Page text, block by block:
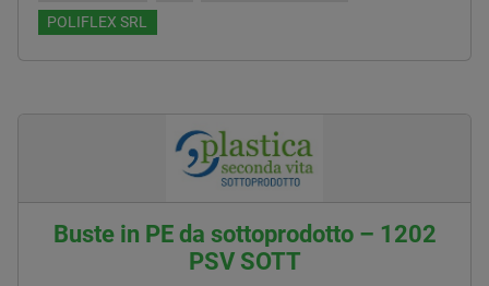
POLIFLEX SRL
Buste in PE da sottoprodotto – 1202
PSV SOTT